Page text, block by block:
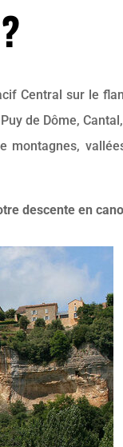
Central sur le
de Dôme,
montagnes,
descente en